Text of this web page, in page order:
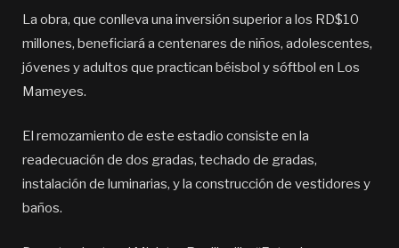
La obra, que conlleva una inversión superior a los RD$10
millones, beneficiará a centenares de niños, adolescentes,
jóvenes y adultos que practican béisbol y sóftbol en Los
Mameyes.
El remozamiento de este estadio consiste en la
readecuación de dos gradas, techado de gradas,
instalación de luminarias, y la construcción de vestidores y
baños.